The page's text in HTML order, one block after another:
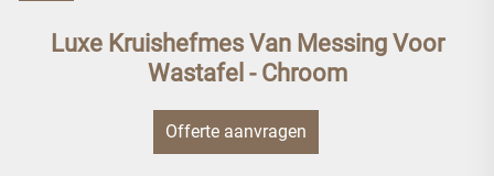
Luxe Kruishefmes Van Messing Voor
Wastafel - Chroom
Offerte aanvragen